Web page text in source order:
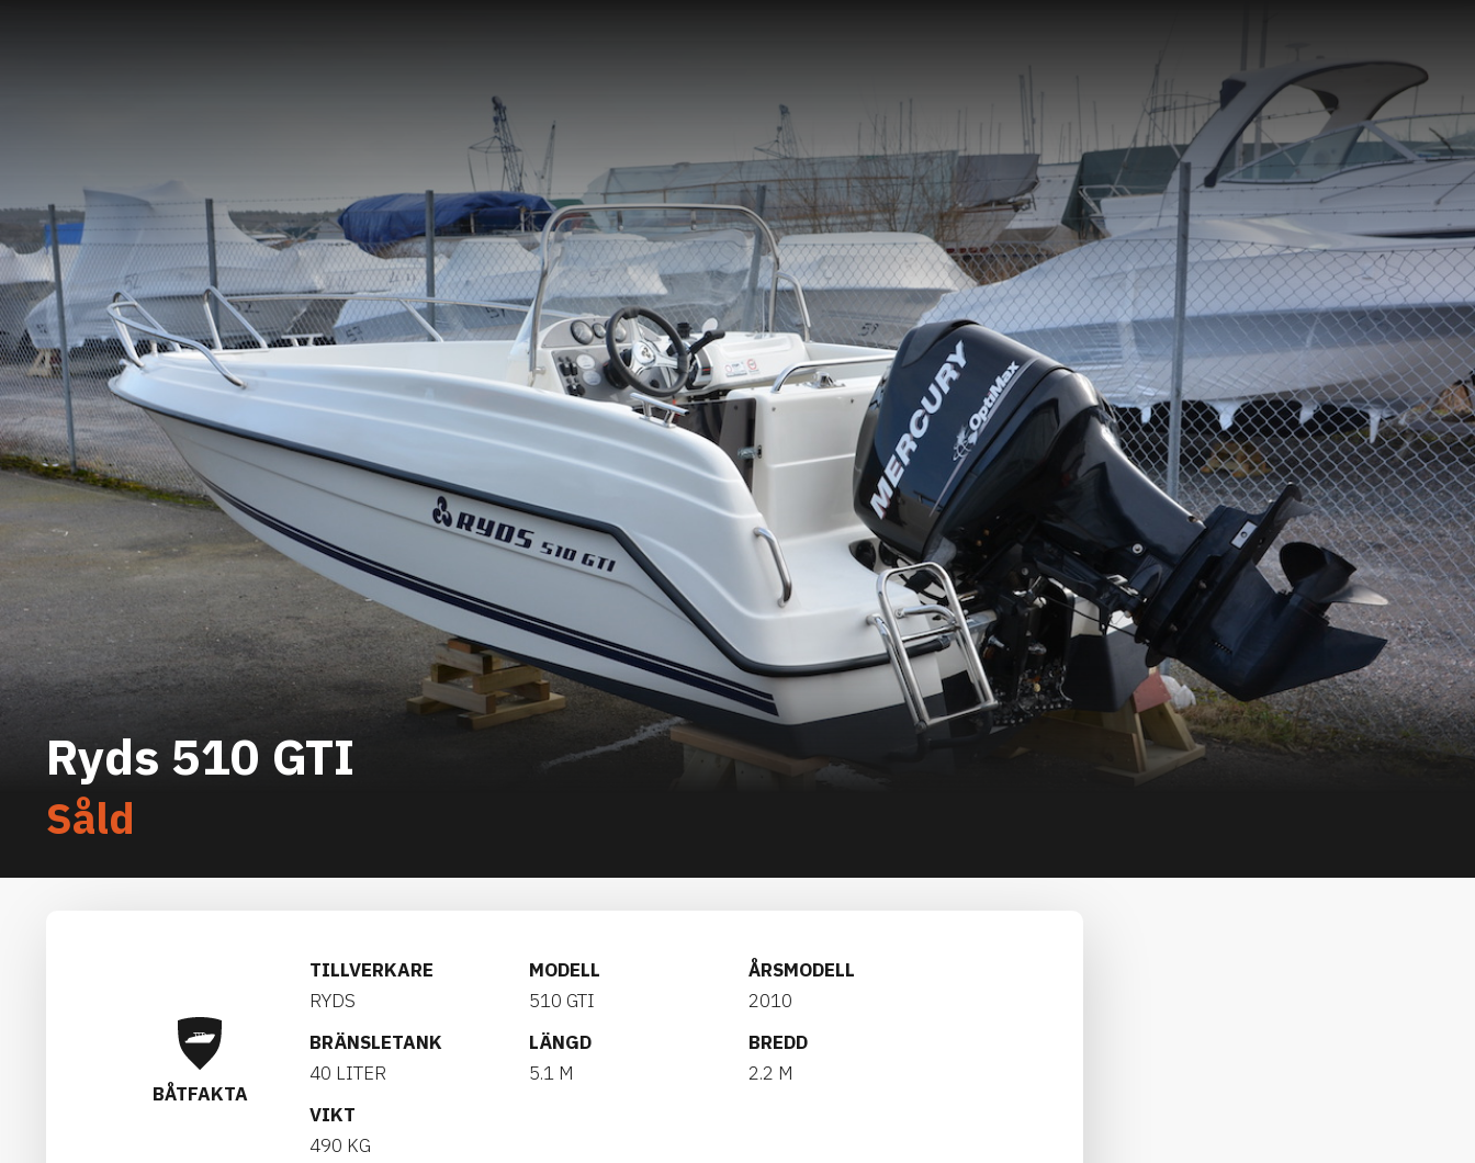
Ryds 510 GTI
Såld
BÅTFAKTA
TILLVERKARE
RYDS
MODELL
510 GTI
ÅRSMODELL
2010
BRÄNSLETANK
40 LITER
LÄNGD
5.1 M
BREDD
2.2 M
VIKT
490 KG